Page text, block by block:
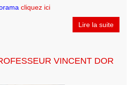
cliquez ici
Lire la suite
VINCENT DOR